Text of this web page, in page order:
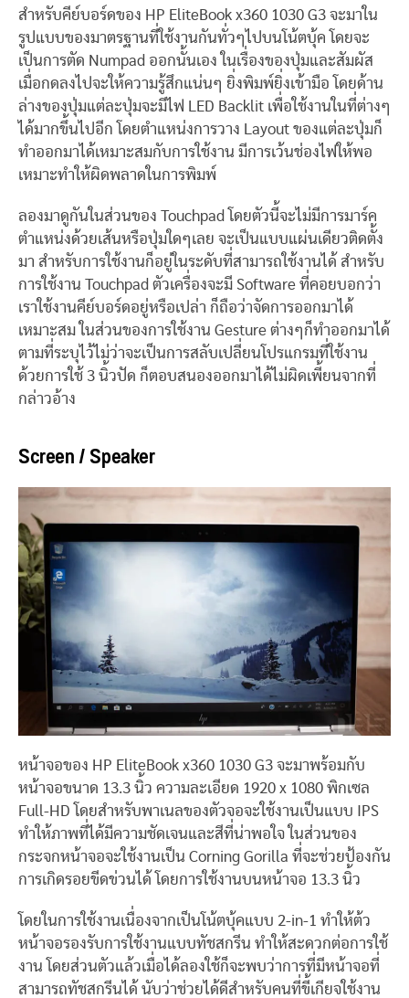
สำหรับคีย์บอร์ดของ HP EliteBook x360 1030 G3 จะมาใน
รูปแบบของมาตรฐานที่ใช้งานกันทั่วๆไปบนโน้ตบุ้ค โดยจะ
เป็นการตัด Numpad ออกนั้นเอง ในเรื่องของปุ่มและสัมผัส
เมื่อกดลงไปจะให้ความรู้สึกแน่นๆ ยิ่งพิมพ์ยิ่งเข้ามือ โดยด้าน
ล่างของปุ่มแต่ละปุ่มจะมีไฟ LED Backlit เพื่อใช้งานในที่ต่างๆ
ได้มากขึ้นไปอีก โดยตำแหน่งการวาง Layout ของแต่ละปุ่มก็
ทำออกมาได้เหมาะสมกับการใช้งาน มีการเว้นช่องไฟให้พอ
เหมาะทำให้ผิดพลาดในการพิมพ์
ลองมาดูกันในส่วนของ Touchpad โดยตัวนี้จะไม่มีการมาร์ค
ตำแหน่งด้วยเส้นหรือปุ่มใดๆเลย จะเป็นแบบแผ่นเดียวติดตั้ง
มา สำหรับการใช้งานก็อยู่ในระดับที่สามารถใช้งานได้ สำหรับ
การใช้งาน Touchpad ตัวเครื่องจะมี Software ที่คอยบอกว่า
เราใช้งานคีย์บอร์ดอยู่หรือเปล่า ก็ถือว่าจัดการออกมาได้
เหมาะสม ในส่วนของการใช้งาน Gesture ต่างๆก็ทำออกมาได้
ตามที่ระบุไว้ไม่ว่าจะเป็นการสลับเปลี่ยนโปรแกรมที่ใช้งาน
ด้วยการใช้ 3 นิ้วปัด ก็ตอบสนองออกมาได้ไม่ผิดเพี้ยนจากที่
กล่าวอ้าง
Screen / Speaker
หน้าจอของ HP EliteBook x360 1030 G3 จะมาพร้อมกับ
หน้าจอขนาด 13.3 นิ้ว ความละเอียด 1920 x 1080 พิกเซล
Full-HD โดยสำหรับพาเนลของตัวจอจะใช้งานเป็นแบบ IPS
ทำให้ภาพที่ได้มีความชัดเจนและสีที่น่าพอใจ ในส่วนของ
กระจกหน้าจอจะใช้งานเป็น Corning Gorilla ที่จะช่วยป้องกัน
การเกิดรอยขีดข่วนได้ โดยการใช้งานบนหน้าจอ 13.3 นิ้ว
โดยในการใช้งานเนื่องจากเป็นโน้ตบุ้คแบบ 2-in-1 ทำให้ต้ว
หน้าจอรองรับการใช้งานแบบทัชสกรีน ทำให้สะดวกต่อการใช้
งาน โดยส่วนตัวแล้วเมื่อได้ลองใช้ก็จะพบว่าการที่มีหน้าจอที่
สามารถทัชสกรีนได้ นับว่าช่วยได้ดีสำหรับคนที่ขี้เกียจใช้งาน